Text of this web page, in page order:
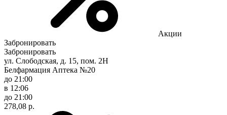
Акции
Забронировать
Забронировать
ул. Слободская, д. 15, пом. 2Н
Белфармация Аптека №20
до 21:00
в 12:06
до 21:00
278,08 р.